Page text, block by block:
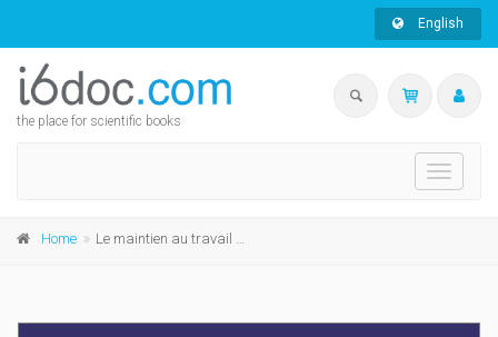
English
the place for scientific books
Toggle
Home Le maintien au travail de travailleurs devenus partiellement inaptes